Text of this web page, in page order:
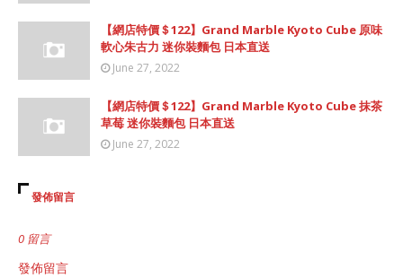
【網店特價＄122】Grand Marble Kyoto Cube 原味
軟心朱古力 迷你裝麵包 日本直送
June 27, 2022
【網店特價＄122】Grand Marble Kyoto Cube 抹茶
草莓 迷你裝麵包 日本直送
June 27, 2022
發佈留言
0 留言
發佈留言